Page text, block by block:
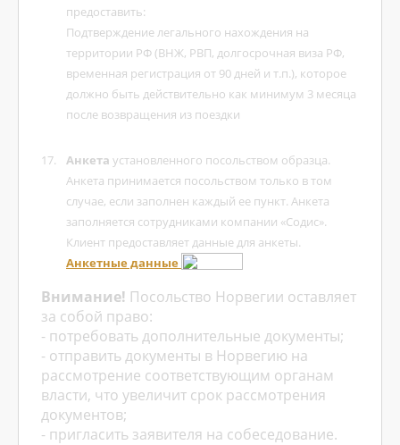
предоставить:
Подтверждение легального нахождения на
территории РФ (ВНЖ, РВП, долгосрочная виза РФ,
временная регистрация от 90 дней и т.п.), которое
должно быть действительно как минимум 3 месяца
после возвращения из поездки
Анкета установленного посольством образца.
Анкета принимается посольством только в том
случае, если заполнен каждый ее пункт. Анкета
заполняется сотрудниками компании «Содис».
Клиент предоставляет данные для анкеты.
Анкетные данные
Внимание! Посольство Норвегии оставляет
за собой право:
- потребовать дополнительные документы;
- отправить документы в Норвегию на
рассмотрение соответствующим органам
власти, что увеличит срок рассмотрения
документов;
- пригласить заявителя на собеседование.